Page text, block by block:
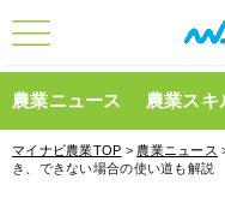
農業ニュース 農業スキ
マイナビ農業TOP > 農業ニュース
き、できない場合の使い道も解説